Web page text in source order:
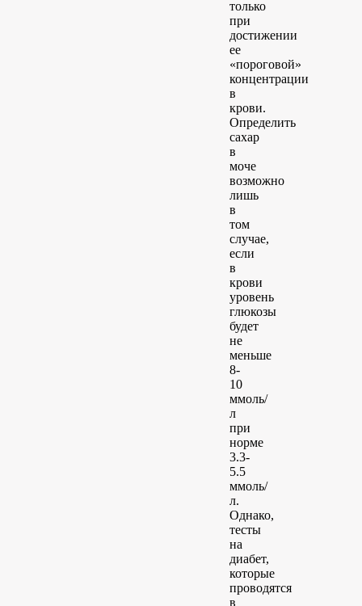
только
при
достижении
ее
«пороговой»
концентрации
в
крови.
Определить
сахар
в
моче
возможно
лишь
в
том
случае,
если
в
крови
уровень
глюкозы
будет
не
меньше
8-
10
ммоль/
л
при
норме
3.3-
5.5
ммоль/
л.
Однако,
тесты
на
диабет,
которые
проводятся
в